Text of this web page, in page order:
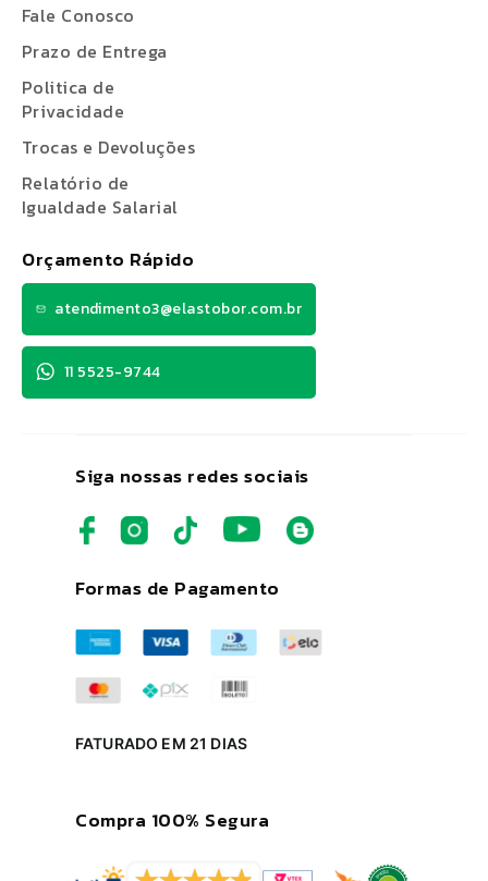
Siga nossas redes sociais
Formas de Pagamento
FATURADO EM 21 DIAS
Compra 100% Segura
Fale Conosco
Prazo de Entrega
Politica de
Privacidade
Trocas e Devoluções
Relatório de
Igualdade Salarial
Orçamento Rápido
atendimento3@elastobor.com.br
11 5525-9744